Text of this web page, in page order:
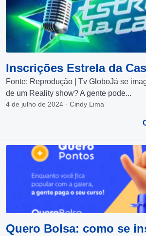
Inscrições Estrela da
Fonte: Reprodução | Tv GloboJá se
de um Reality show? A gente pode...
4 de julho de 2024 - Cindy Lima
Quero Bolsa: como se